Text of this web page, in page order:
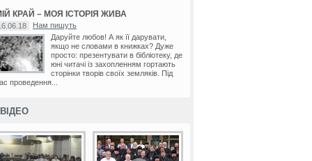
КРАЙ – МОЯ ІСТОРІЯ ЖИВА
Нам пишуть
Даруйте любов! А як її дарувати,
якщо не словами в книжках? Дуже
просто: презентувати в бібліотеку, де
юні читачі із захопленням гортають
сторінки творів своїх земляків. Під
проведення...
ВІДЕО